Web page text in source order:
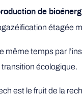
de
étagée
temps par
écologique.
est le fruit de la